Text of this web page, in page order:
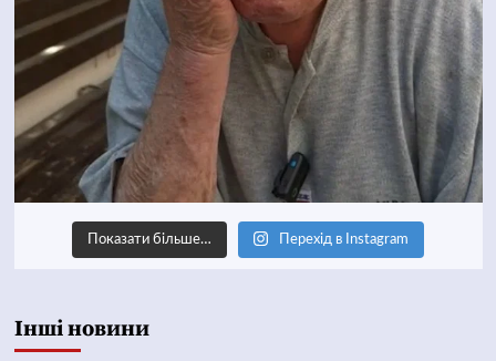
Показати більше… Перехід в Instagram
Інші новини